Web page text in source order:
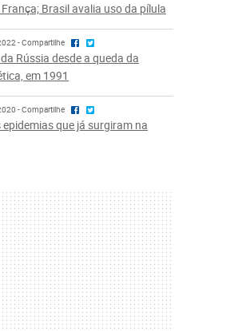
Brasil avalia uso da pílula
- Compartilhe
Rússia desde a queda da
em 1991
- Compartilhe
que já surgiram na